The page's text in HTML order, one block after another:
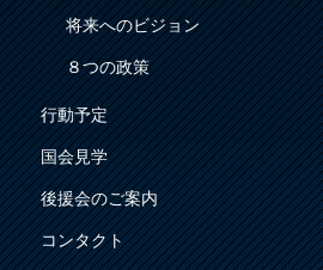
将来へのビジョン
８つの政策
行動予定
国会見学
後援会のご案内
コンタクト